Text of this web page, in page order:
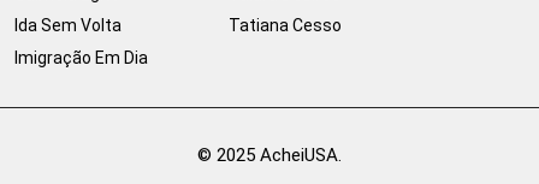
Ida Sem Volta
Imigração Em Dia
Tatiana Cesso
© 2025 AcheiUSA.